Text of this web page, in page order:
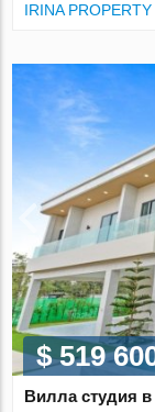
IRINA PROPERTY
$ 519
Вилла студия